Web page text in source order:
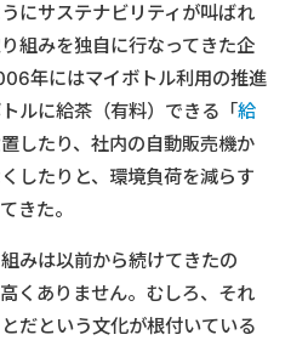
にサステナビリティが叫ばれ
組みを独自に行なってきた企
年にはマイボトル利用の推進
ルに給茶（有料）できる「給
したり、社内の自動販売機か
したりと、環境負荷を減らす
きた。
組みは以前から続けてきたの
くありません。むしろ、それ
だという文化が根付いている